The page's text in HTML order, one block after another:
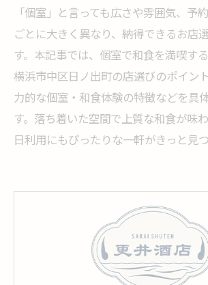
「個室」と言っても広さや雰囲気、予
ごとに大きく異なり、納得できるお店
す。本記事では、個室で和食を満喫す
横浜市中区日ノ出町の店選びのポイン
力的な個室・和食体験の特徴などを具
す。落ち着いた空間で上質な和食が味
日利用にもぴったりな一軒がきっと見